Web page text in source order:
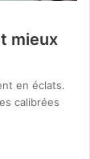
mieux
en éclats.
calibrées